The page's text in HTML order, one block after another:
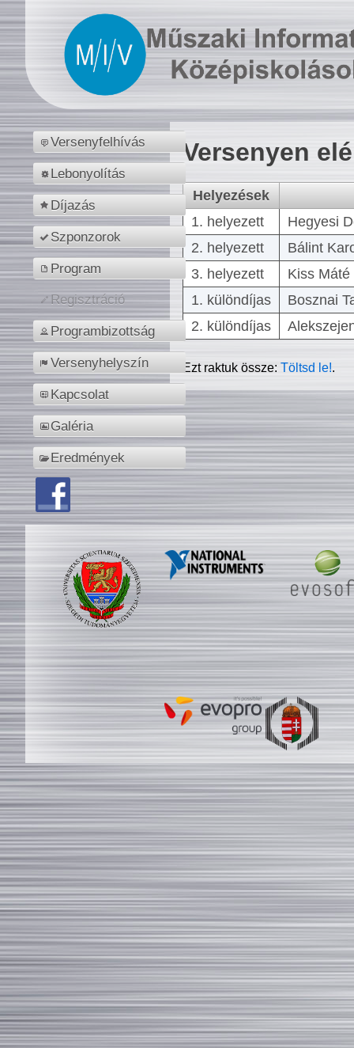
Versenyfelhívás
Lebonyolítás
Díjazás
Szponzorok
Program
Regisztráció
Programbizottság
Versenyhelyszín
Kapcsolat
Galéria
Eredmények
Versenyen
Helyezések
1. helyezett
Hegyesi
2. helyezett
Bálint
3. helyezett
Kiss
1. különdíjas
Bosznai
2. különdíjas
Ezt raktuk össze:Töltsd le!.